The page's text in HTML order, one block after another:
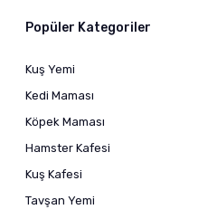
Popüler Kategoriler
Kuş Yemi
Kedi Maması
Köpek Maması
Hamster Kafesi
Kuş Kafesi
Tavşan Yemi